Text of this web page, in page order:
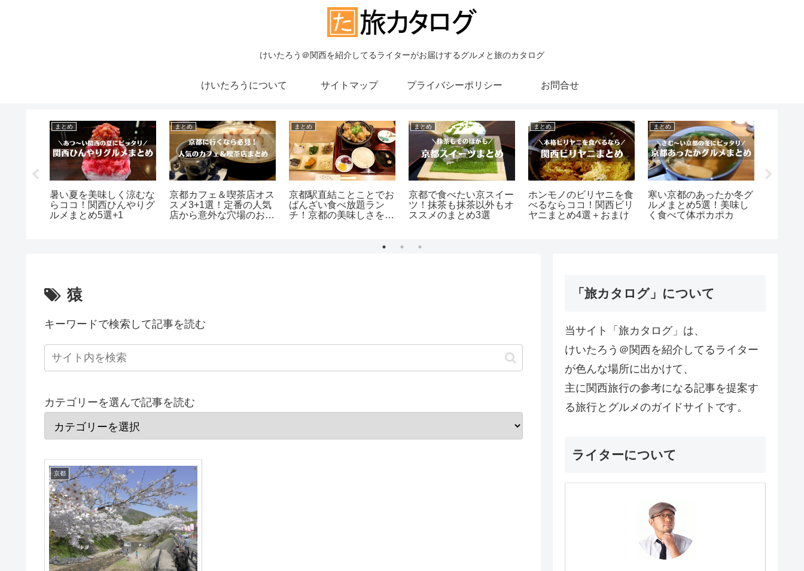
けいたろう＠関西を紹介してるライターがお届けするグルメと旅のカタログ
けいたろうについて サイトマップ プライバシーポリシー お問合せ
まとめ
暑い夏を美味しく涼むな
らココ！関西ひんやりグ
ルメまとめ5選+1
まとめ
京都カフェ＆喫茶店オス
スメ3+1選！定番の人気
店から意外な穴場のお店
まとめ
京都駅直結ことことでお
ばんざい食べ放題ラン
チ！京都の美味しさを手
まとめ
京都で食べたい京スイー
ツ！抹茶も抹茶以外もオ
ススメのまとめ3選
まとめ
ホンモノのビリヤニを食
べるならココ！関西ビリ
ヤニまとめ4選＋おまけ
まとめ
寒い京都のあったか冬グ
ルメまとめ5選！美味し
く食べて体ポカポカ
猿
キーワードで検索して記事を読む
カテゴリーを選んで記事を読む
京都
「旅カタログ」について
当サイト「旅カタログ」は、
けいたろう＠関西を紹介してるライター
が色んな場所に出かけて、
主に関西旅行の参考になる記事を提案す
る旅行とグルメのガイドサイトです。
ライターについて